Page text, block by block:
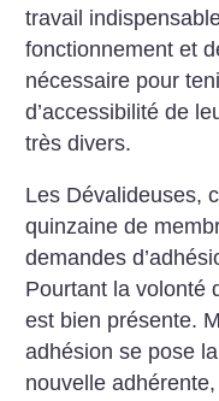
travail
fonctionnement et
nécessaire pour
d’accessibilité de
très divers.
Les Dévalideuses,
quinzaine de
demandes
Pourtant la volonté
est bien présente.
adhésion se pose
nouvelle